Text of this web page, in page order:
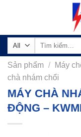
Tìm
Sản phẩm / Máy
chà nhám chổi
MÁY CHÀ
ĐỘNG –